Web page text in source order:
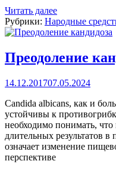
Читать далее
Рубрики: Народные
Преодоление
14.12.201707.05.2024
Candida albicans, как и
устойчивы к
необходимо понимать,
длительных результатов в
означает изменение
перспективе